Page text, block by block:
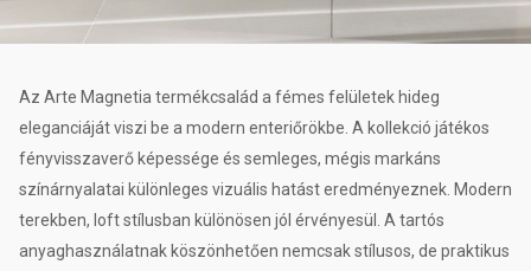
Az Arte Magnetia termékcsalád a fémes felületek hideg
eleganciáját viszi be a modern enteriőrökbe. A kollekció játékos
fényvisszaverő képessége és semleges, mégis markáns
színárnyalatai különleges vizuális hatást eredményeznek. Modern
terekben, loft stílusban különösen jól érvényesül. A tartós
anyaghasználatnak köszönhetően nemcsak stílusos, de praktikus